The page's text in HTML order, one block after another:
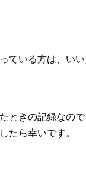
ている方は、い
ときの記録なの
たら幸いです。